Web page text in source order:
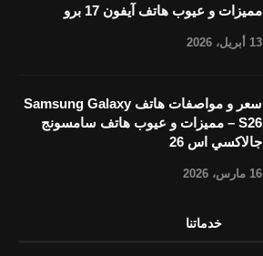
مميزات و عيوب هاتف آيفون 17 برو
13 أبريل، 2026
سعر و مواصفات هاتف Samsung Galaxy
S26 – مميزات و عيوب هاتف سامسونج
جالاكسي اس 26
16 مارس، 2026
خدماتنا